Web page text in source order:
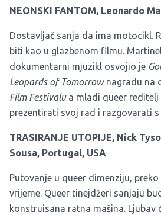
NEONSKI FANTOM, Leonardo
Dostavljač sanja da ima motocikl.
biti kao u glazbenom filmu.
dokumentarni mjuzikl osvojio je
Leopards of Tomorrownagradu na
Film Festivalua mladi queer reditelj
prezentirati svoj rad i razgovarati
TRASIRANJE UTOPIJE, Nick
Sousa, Portugal, USA
Putovanje u queer dimenziju,
vrijeme. Queer tinejdžeri sanjaju
konstruisana ratna mašina. Ljubav